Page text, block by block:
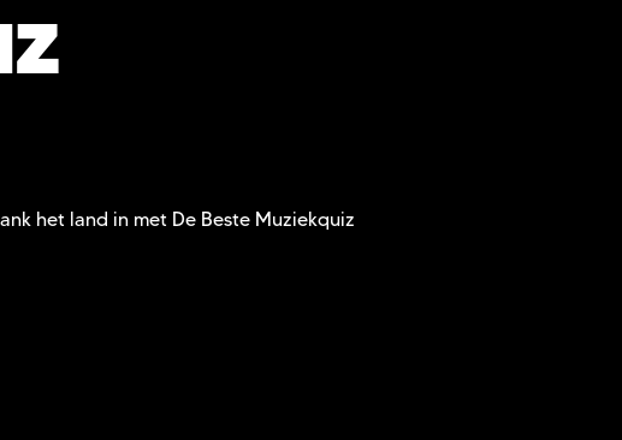
het land in met De Beste Muziekquiz